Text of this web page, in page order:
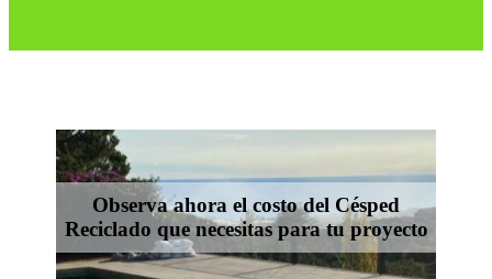
Observa ahora el costo del Césped
Reciclado que necesitas para tu proyecto